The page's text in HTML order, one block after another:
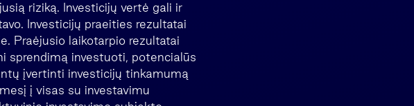
riziką. Investicijų vertė gali ir
Investicijų praeities rezultatai
Praėjusio laikotarpio rezultatai
sprendimą investuoti, potencialūs
įvertinti investicijų tinkamumą
į visas su investavimu